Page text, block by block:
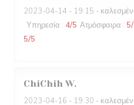
2023-04-14 - 19:15 -
Υπηρεσία : 4/5 Ατμόσφαιρα : 5
5/5
ChiChih W
2023-04-16 - 19:30 -